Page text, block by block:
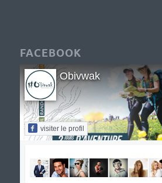
FACEBOOK
Obivwak
visiter le profil